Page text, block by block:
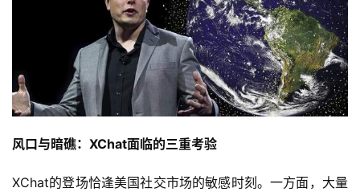
风口与暗礁：XChat面临的三重考验
XChat的登场恰逢美国社交市场的敏感时刻。一方面，大量